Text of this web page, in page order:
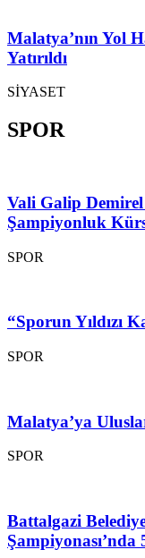
Malatya’nın Yol
Yatırıldı
SİYASET
SPOR
Vali Galip
Şampiyonluk
SPOR
“Sporun Yıldızı
SPOR
Malatya’ya
SPOR
Battalgazi